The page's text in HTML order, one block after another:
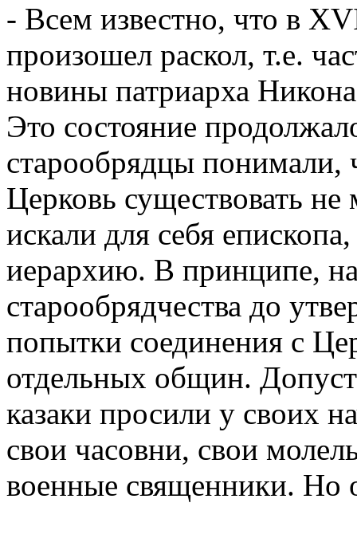
- Всем известно, что в
произошел раскол, т.е.
новины патриарха
Это состояние
старообрядцы понимали,
Церковь существовать
искали для себя
иерархию. В принципе,
старообрядчества до
попытки соединения с
отдельных общин.
казаки просили у своих
свои часовни, свои
военные священники. Но